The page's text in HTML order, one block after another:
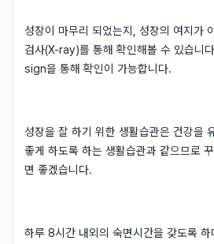
성장이 마무리 되었는지, 성장의 여지가
검사(X-ray)를 통해 확인해볼 수 있습니
sign을 통해 확인이 가능합니다.
성장을 잘 하기 위한 생활습관은 건강을
좋게 하도록 하는 생활습관과 같으므로
면 좋겠습니다.
하루 8시간 내외의 숙면시간을 갖도록